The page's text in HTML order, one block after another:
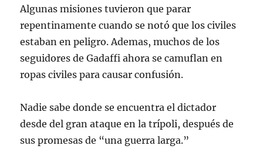
Algunas misiones tuvieron que parar
repentinamente cuando se notó que los civiles
estaban en peligro. Ademas, muchos de los
seguidores de Gadaffi ahora se camuflan en
ropas civiles para causar confusión.
Nadie sabe donde se encuentra el dictador
desde del gran ataque en la trípoli, después de
sus promesas de “una guerra larga.”